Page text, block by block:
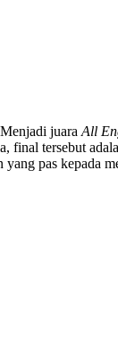
juara All
final tersebut
pas kepada